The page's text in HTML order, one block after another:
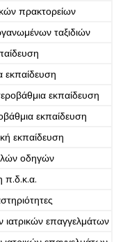
πρακτορείων
ταξιδιών
εκπαίδευση
εκπαίδευση
εκπαίδευση
εκπαίδευση
οδηγών
π.δ.κ.α.
ιατρικών επαγγελμάτων